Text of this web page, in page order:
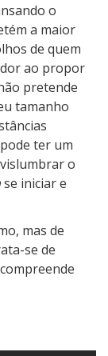
o
a maior
de quem
ao propor
pretende
tamanho
ter um
o
se iniciar e
mas de
se de